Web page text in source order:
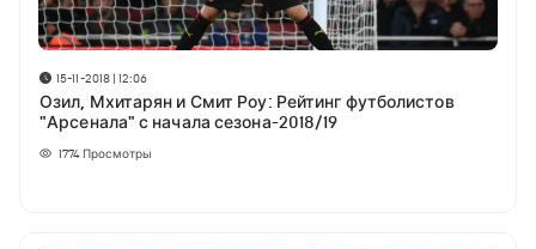
15-11-2018 | 12:06
Озил, Мхитарян и Смит Роу: Рейтинг футболистов
"Арсенала" с начала сезона-2018/19
1774 Просмотры